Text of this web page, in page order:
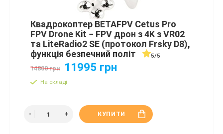
Квадрокоптер BETAFPV Cetus Pro
FPV Drone Kit − FPV дрон з 4K з VR02
та LiteRadio2 SE (протокол Frsky D8),
функція безпечний політ
5/5
14800 грн 11995 грн
На складі
КУПИТИ